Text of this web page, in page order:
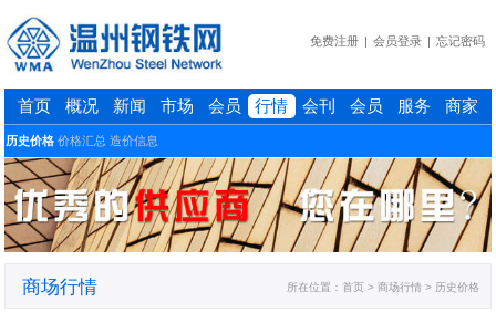
免费注册 会员登录 忘记密码
首页 概况 新闻 市场 会员 行情 会刊 会员 服务 商家
历史价格 价格汇总 造价信息
所在位置： 首页> 商场行情 > 历史价格
商场行情